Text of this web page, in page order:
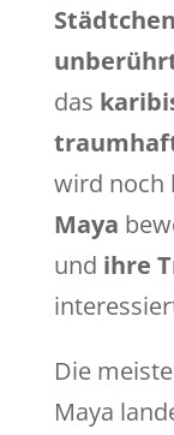
Städtchen
das
wird noch
Maya
und ihre
Die
Maya